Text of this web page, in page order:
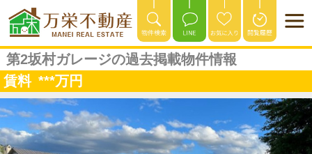
第2坂村ガレージの過去掲載物件情報
賃料 ***万円